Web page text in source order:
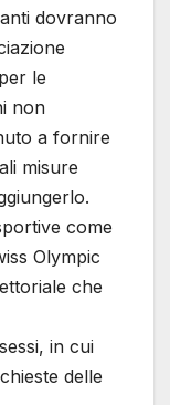
dovranno
le
non
a fornire
misure
come
Olympic
che
in cui
delle